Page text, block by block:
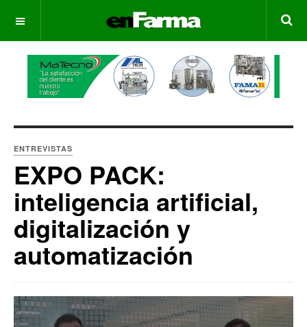
OFF CANVAS
ENTREVISTAS
EXPO PACK:
inteligencia artificial,
digitalización y
automatización